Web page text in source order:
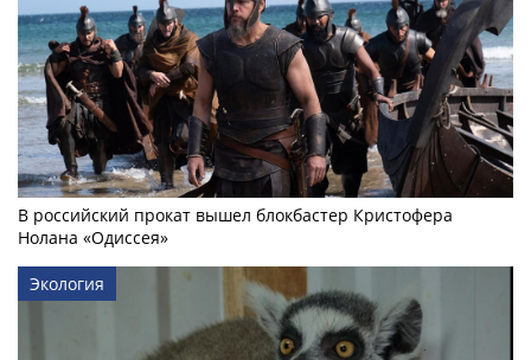
В российский прокат вышел блокбастер Кристофера
Нолана «Одиссея»
Экология